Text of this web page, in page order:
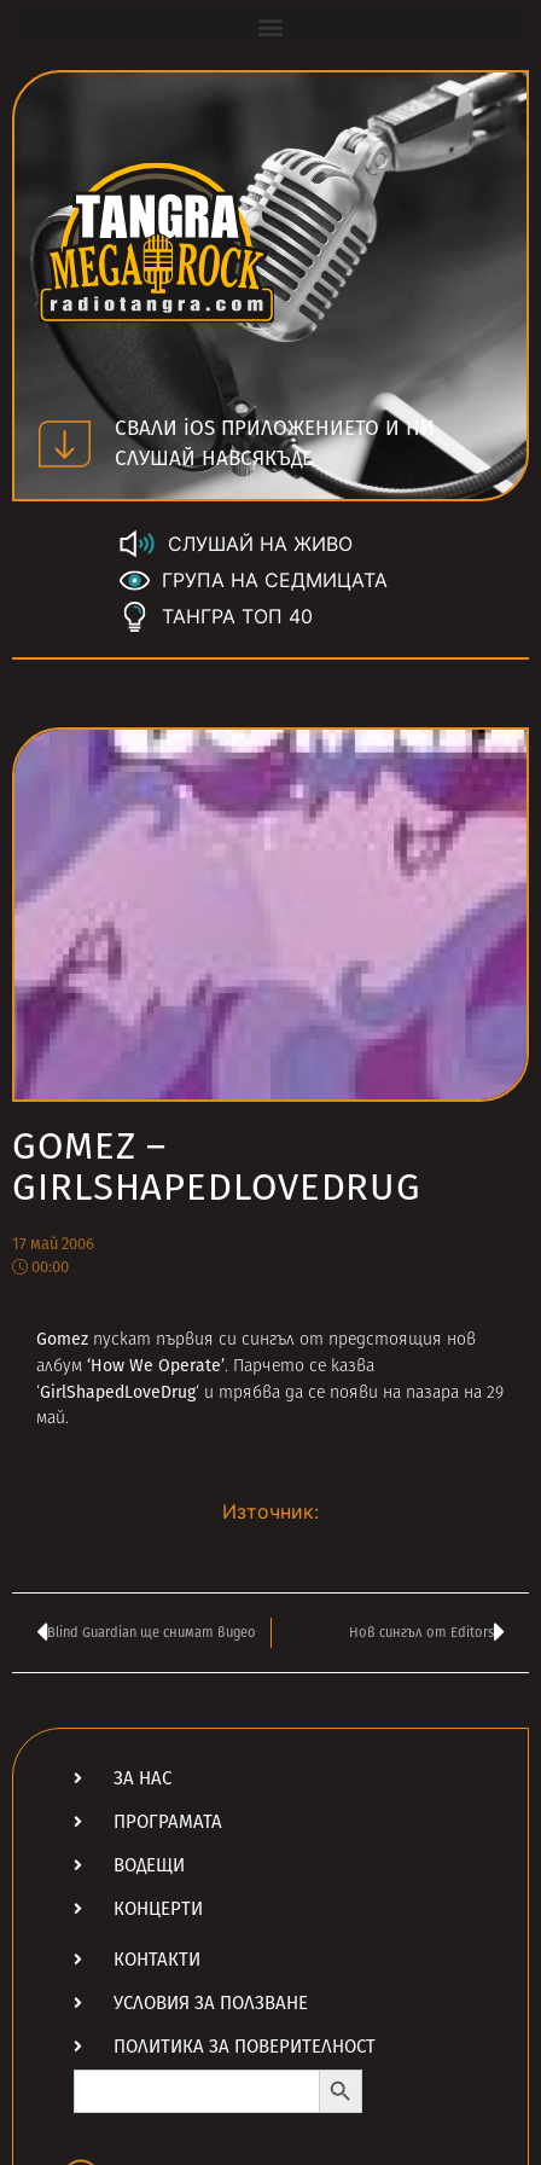
СВАЛИ iOS ПРИЛОЖЕНИЕТО И НИ
СЛУШАЙ НАВСЯКЪДЕ
СЛУШАЙ НА ЖИВО
ГРУПА НА СЕДМИЦАТА
ТАНГРА ТОП 40
GOMEZ –
GIRLSHAPEDLOVEDRUG
17 май 2006
00:00
Gomez пускат първия си сингъл от предстоящия нов
албум ‘How We Operate’. Парчето се казва
‘GirlShapedLoveDrug‘ и трябва да се появи на пазара на 29
май.
Източник:
Blind Guardian ще снимат видео Нов сингъл от Editors
ЗА НАС
ПРОГРАМАТА
ВОДЕЩИ
КОНЦЕРТИ
КОНТАКТИ
УСЛОВИЯ ЗА ПОЛЗВАНЕ
ПОЛИТИКА ЗА ПОВЕРИТЕЛНОСТ
Search
Search Button